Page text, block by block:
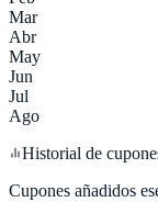
Mar
Abr
May
Jun
Jul
Ago
Historial de
Cupones añadidos